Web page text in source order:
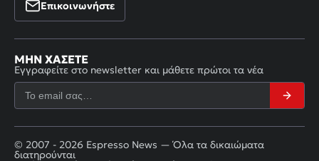
Επικοινωνήστε
ΜΗΝ ΧΆΣΕΤΕ
Εγγραφείτε στο newsletter και μάθετε πρώτοι τα νέα
© 2007 - 2026 Espresso News — Όλα τα δικαιώματα
διατηρούνται